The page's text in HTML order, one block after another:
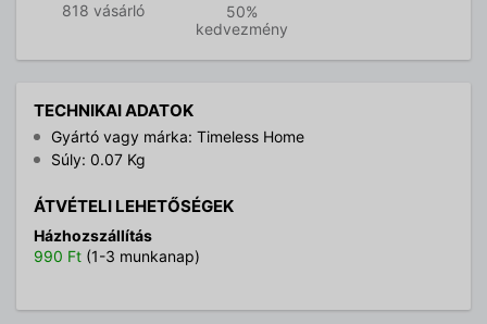
818 vásárló
50%
kedvezmény
TECHNIKAI ADATOK
Gyártó vagy márka: Timeless Home
Súly: 0.07 Kg
ÁTVÉTELI LEHETŐSÉGEK
Házhozszállítás
990 Ft (1-3 munkanap)